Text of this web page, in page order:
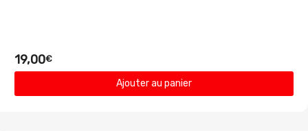
19,00€
Ajouter au panier